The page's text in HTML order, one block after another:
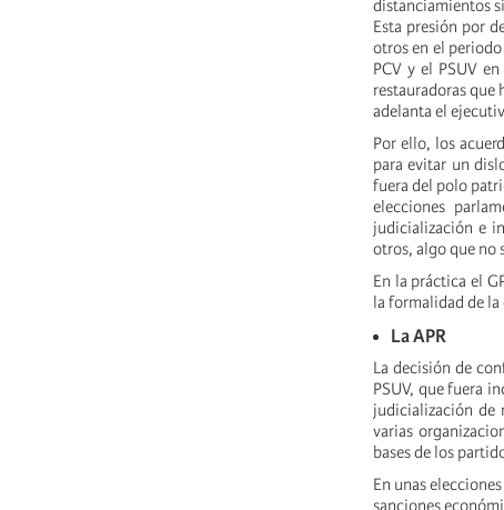
distanciamientos
Esta presión por
otros en el
PCV y el PSUV
restauradoras
adelanta el
Por ello, los
para evitar un
fuera del polo
elecciones
judicialización e
otros, algo que no
En la práctica el
la formalidad de la
La APR
La decisión de
PSUV, que fuera
judicialización de
varias
bases de los
En unas